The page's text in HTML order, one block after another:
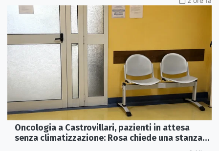
Oncologia a Castrovillari, pazienti in attesa
senza climatizzazione: Rosa chiede una stanza